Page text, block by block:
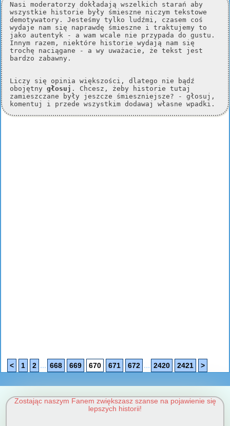
Nasi moderatorzy dokładają wszelkich starań aby
wszystkie historie były śmieszne niczym tekstowe
demotywatory. Jesteśmy tylko ludźmi, czasem coś
wydaje nam się naprawdę śmieszne i traktujemy to
jako autentyk - a wam wcale nie przypada do gustu.
Innym razem, niektóre historie wydają nam się
trochę naciągane - a wy uważacie, że tekst jest
bardzo zabawny.
Liczy się opinia większości, dlatego nie bądź
obojętny głosuj . Chcesz, żeby historie tutaj
zamieszczane były jeszcze śmieszniejsze? - głosuj,
komentuj i przede wszystkim dodawaj własne wpadki.
< 1 2 ... 668 669 670 671 672 ... 2420 2421 >
Zostając naszym Fanem zwiększasz szanse na pojawienie się
lepszych historii!